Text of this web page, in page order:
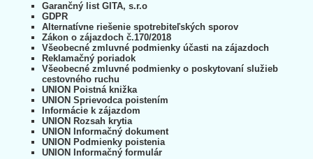
Garančný list GITA, s.r.o
GDPR
Alternatívne riešenie spotrebiteľských sporov
Zákon o zájazdoch č.170/2018
Všeobecné zmluvné podmienky účasti na zájazdoch
Reklamačný poriadok
Všeobecné zmluvné podmienky o poskytovaní služieb
cestovného ruchu
UNION Poistná knižka
UNION Sprievodca poistením
Informácie k zájazdom
UNION Rozsah krytia
UNION Informačný dokument
UNION Podmienky poistenia
UNION Informačný formulár